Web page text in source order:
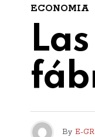
ECONOMIA
By E-